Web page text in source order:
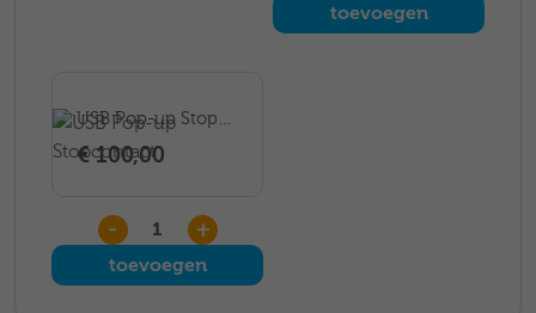
toevoegen
USB Pop-up Stopcontact
€ 100,00
- +
toevoegen